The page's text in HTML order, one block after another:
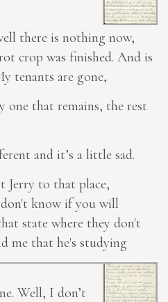
there is nothing now,
crop was finished. And is
tenants are gone,
one that remains, the rest
and it’s a little sad.
Jerry to that place,
don't know if you will
state where they don't
me that he's studying
Well, I don’t